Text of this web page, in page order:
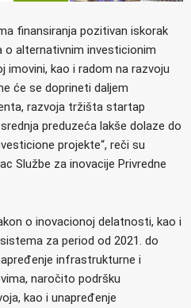
finansiranja pozitivan iskorak
o alternativnim investicionim
imovini, kao i radom na razvoju
će se doprineti daljem
razvoja tržišta startap
preduzeća lakše dolaze do
projekte“, reči su
Službe za inovacije Privredne
o inovacionoj delatnosti, kao i
za period od 2021. do
infrastrukturne i
naročito podršku
kao i unapređenje